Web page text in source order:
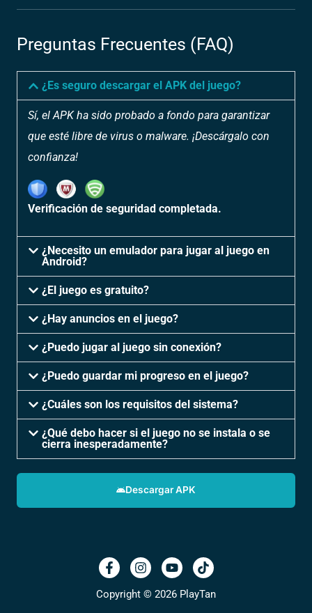
Preguntas Frecuentes (FAQ)
¿Es seguro descargar el APK del juego?
Sí, el APK ha sido probado a fondo para garantizar
que esté libre de virus o malware. ¡Descárgalo con
confianza!
Verificación de seguridad completada.
¿Necesito un emulador para jugar al juego en
Android?
¿El juego es gratuito?
¿Hay anuncios en el juego?
¿Puedo jugar al juego sin conexión?
¿Puedo guardar mi progreso en el juego?
¿Cuáles son los requisitos del sistema?
¿Qué debo hacer si el juego no se instala o se
cierra inesperadamente?
Descargar APK
Copyright © 2026 PlayTan